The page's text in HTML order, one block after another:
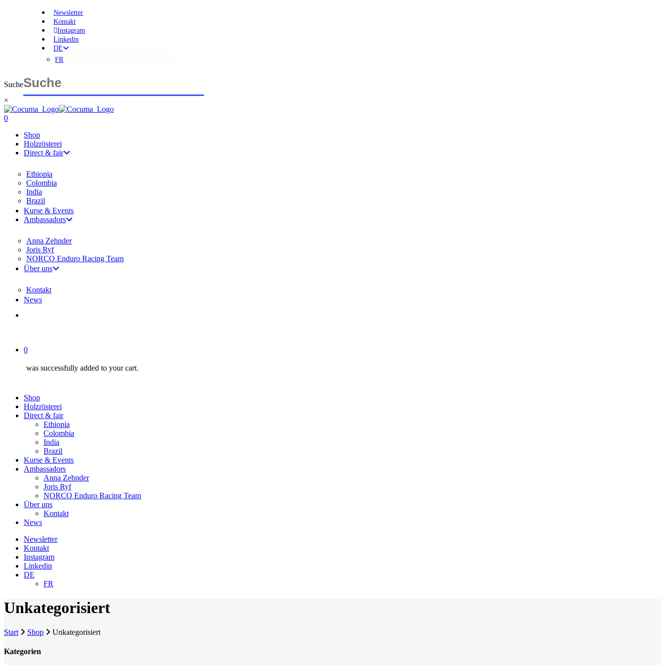
Newsletter
Kontakt
Instagram
Linkedin
DE
FR
Suche
×
Close
Search
search
account
0
Menu
Shop
Holzrösterei
Direct & fair
Ethiopia
Colombia
India
Brazil
Kurse & Events
Ambassadors
Anna Zehnder
Joris Ryf
NORCO Enduro Racing Team
Über uns
Kontakt
News
0
was successfully added to your cart.
Shop
Holzrösterei
Direct & fair
Ethiopia
Colombia
India
Brazil
Kurse & Events
Ambassadors
Anna Zehnder
Joris Ryf
NORCO Enduro Racing Team
Über uns
Kontakt
News
Newsletter
Kontakt
Instagram
Linkedin
DE
FR
Unkategorisiert
Start Shop Unkategorisiert
Kategorien